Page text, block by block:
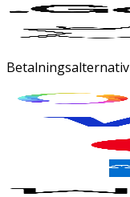
Betalningsalternativ